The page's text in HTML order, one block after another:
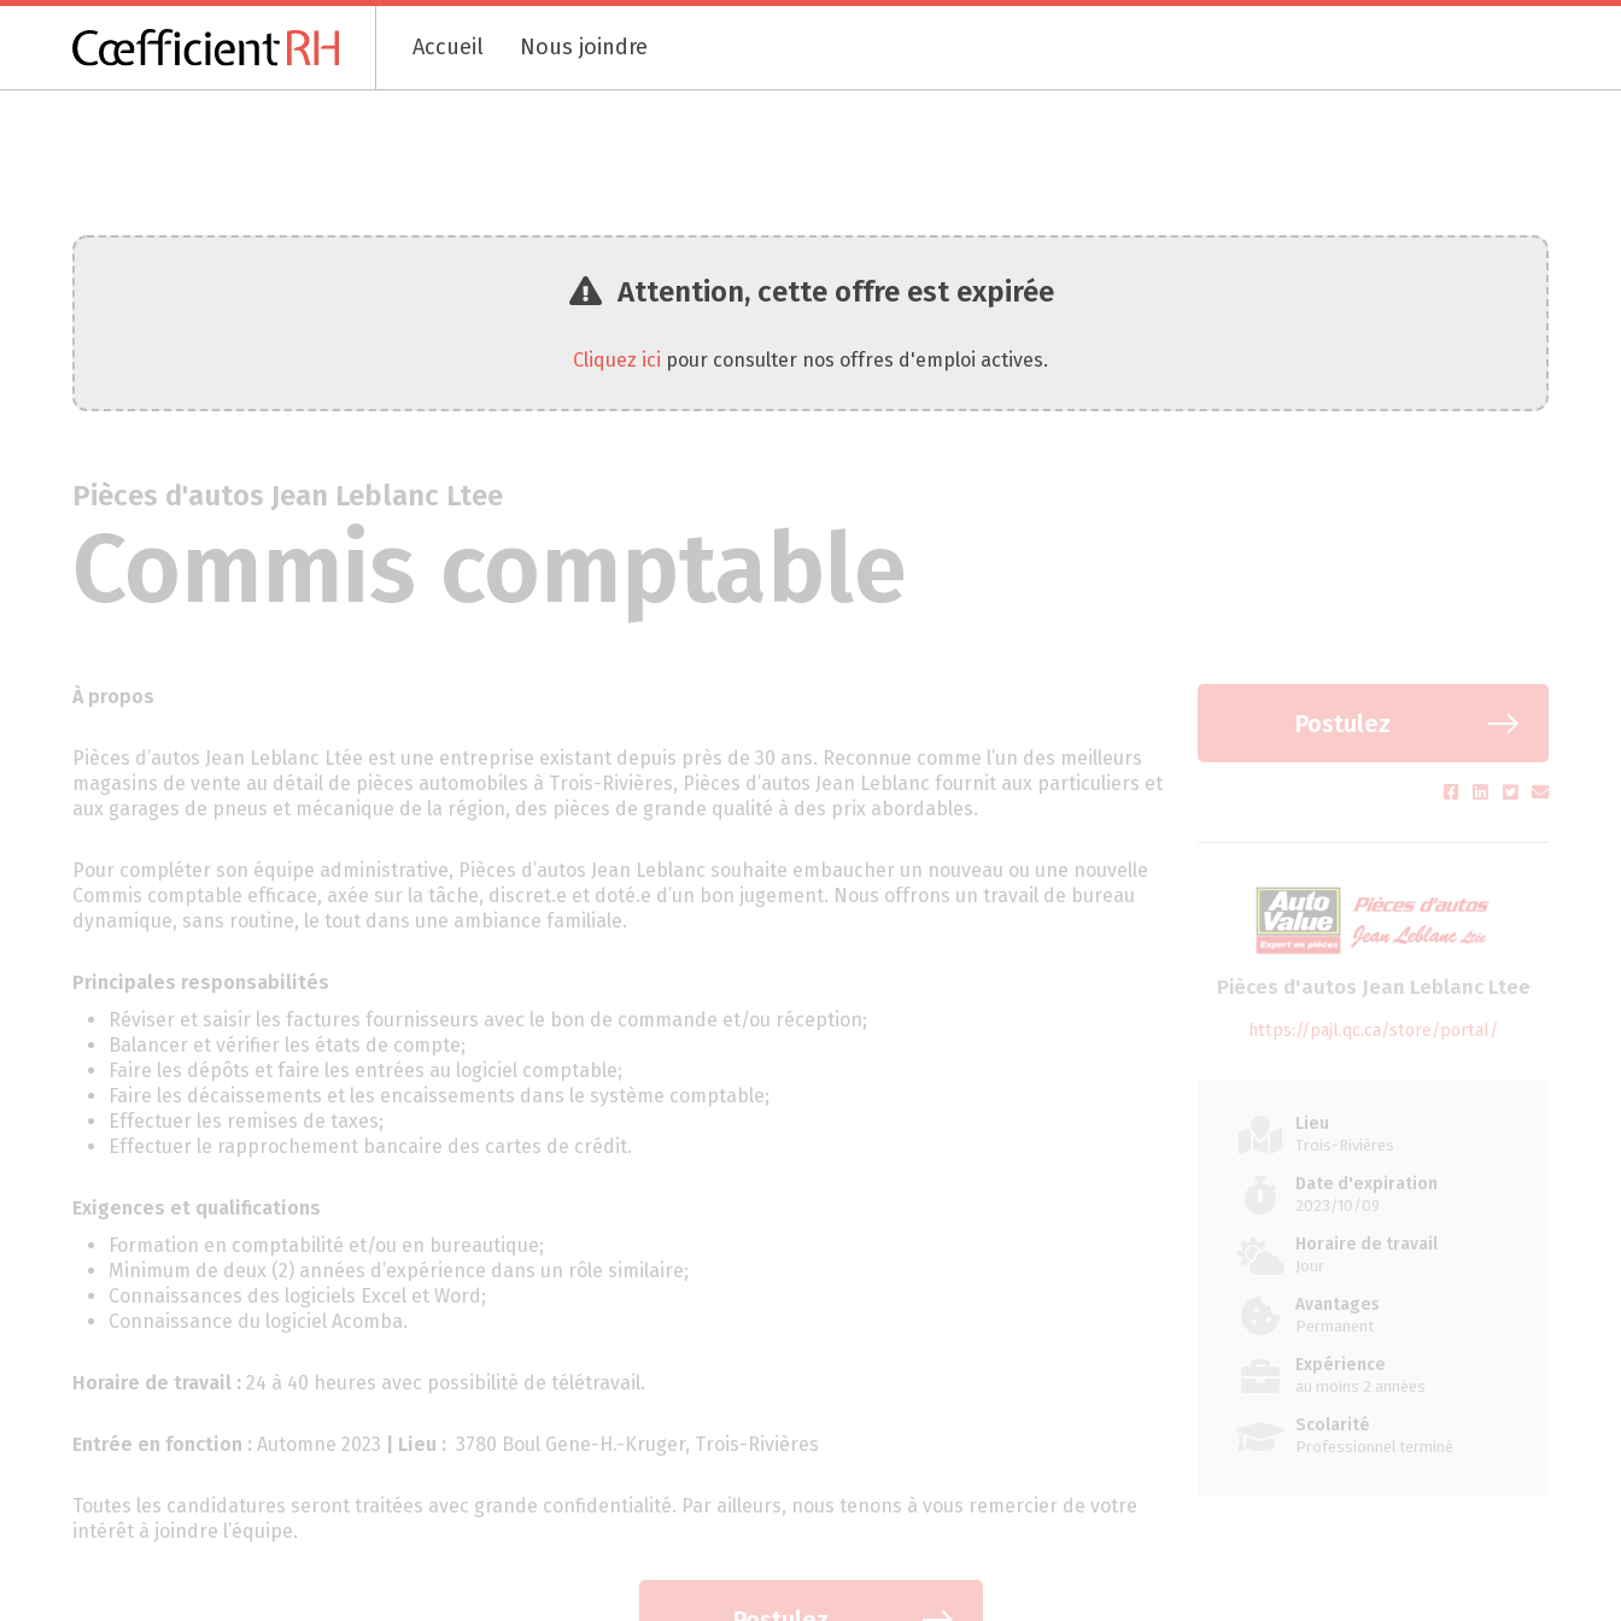
Accueil Nous joindre
Attention, cette offre est expirée
Cliquez ici pour consulter nos offres d'emploi actives.
Pièces d'autos Jean Leblanc Ltee
Commis comptable
À propos
Pièces d’autos Jean Leblanc Ltée est une entreprise existant depuis près de 30 ans. Reconnue comme l’un des meilleurs
magasins de vente au détail de pièces automobiles à Trois-Rivières, Pièces d’autos Jean Leblanc fournit aux particuliers et
aux garages de pneus et mécanique de la région, des pièces de grande qualité à des prix abordables.
Pour compléter son équipe administrative, Pièces d’autos Jean Leblanc souhaite embaucher un nouveau ou une nouvelle
Commis comptable efficace, axée sur la tâche, discret.e et doté.e d’un bon jugement. Nous offrons un travail de bureau
dynamique, sans routine, le tout dans une ambiance familiale.
Principales responsabilités
Réviser et saisir les factures fournisseurs avec le bon de commande et/ou réception;
Balancer et vérifier les états de compte;
Faire les dépôts et faire les entrées au logiciel comptable;
Faire les décaissements et les encaissements dans le système comptable;
Effectuer les remises de taxes;
Effectuer le rapprochement bancaire des cartes de crédit.
Exigences et qualifications
Formation en comptabilité et/ou en bureautique;
Minimum de deux (2) années d’expérience dans un rôle similaire;
Connaissances des logiciels Excel et Word;
Connaissance du logiciel Acomba.
Horaire de travail : 24 à 40 heures avec possibilité de télétravail.
Entrée en fonction : Automne 2023 | Lieu : 3780 Boul Gene-H.-Kruger, Trois-Rivières
Toutes les candidatures seront traitées avec grande confidentialité. Par ailleurs, nous tenons à vous remercier de votre
intérêt à joindre l’équipe.
Postulez
Pièces d'autos Jean Leblanc Ltee
https://pajl.qc.ca/store/portal/
Lieu
Trois-Rivières
Date d'expiration
2023/10/09
Horaire de travail
Jour
Avantages
Permanent
Expérience
au moins 2 années
Scolarité
Professionnel terminé